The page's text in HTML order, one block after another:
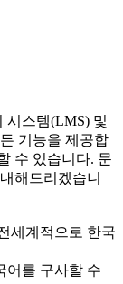
시스템(LMS) 및
기능을 제공합
수 있습니다. 문
해드리겠습니
세계적으로 한국
어를 구사할 수